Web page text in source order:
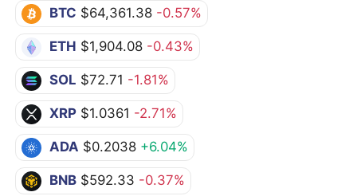
BTC $64,361.38 -0.57%
ETH $1,904.08 -0.43%
SOL $72.71 -1.81%
XRP $1.0361 -2.71%
ADA $0.2038 +6.04%
BNB $592.33 -0.37%